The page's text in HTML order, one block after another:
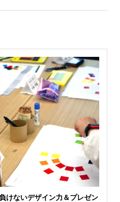
けないデザイン力＆プレゼン